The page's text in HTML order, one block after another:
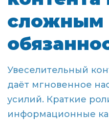
сложным
Увеселительный
даёт мгновенное
усилий. Краткие
информационные